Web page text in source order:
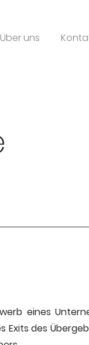
Über uns
eines
Exits des